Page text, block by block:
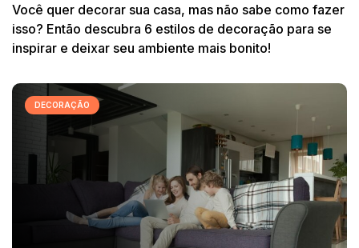
Você quer decorar sua casa, mas não sabe como fazer
isso? Então descubra 6 estilos de decoração para se
inspirar e deixar seu ambiente mais bonito!
DECORAÇÃO